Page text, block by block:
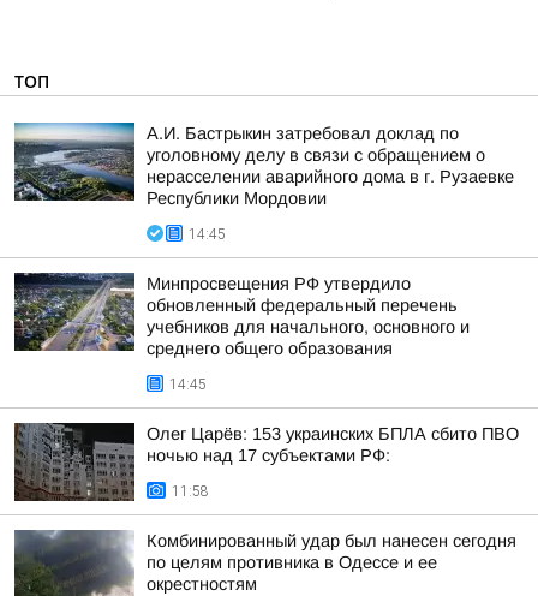
ТОП
А.И. Бастрыкин затребовал доклад по
уголовному делу в связи с обращением о
нерасселении аварийного дома в г. Рузаевке
Республики Мордовии
14:45
Минпросвещения РФ утвердило
обновленный федеральный перечень
учебников для начального, основного и
среднего общего образования
14:45
Олег Царёв: 153 украинских БПЛА сбито ПВО
ночью над 17 субъектами РФ:
11:58
Комбинированный удар был нанесен сегодня
по целям противника в Одессе и ее
окрестностям